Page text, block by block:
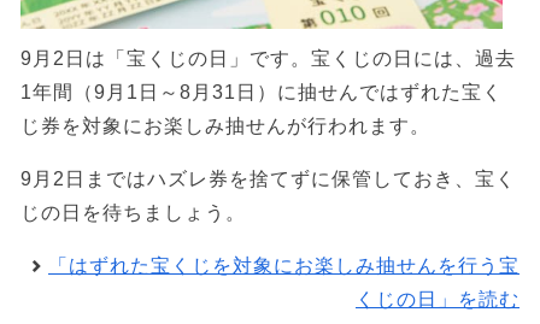
9月2日は「宝くじの日」です。宝くじの日には、過去
1年間（9月1日～8月31日）に抽せんではずれた宝く
じ券を対象にお楽しみ抽せんが行われます。
9月2日まではハズレ券を捨てずに保管しておき、宝く
じの日を待ちましょう。
「はずれた宝くじを対象にお楽しみ抽せんを行う宝
くじの日」を読む